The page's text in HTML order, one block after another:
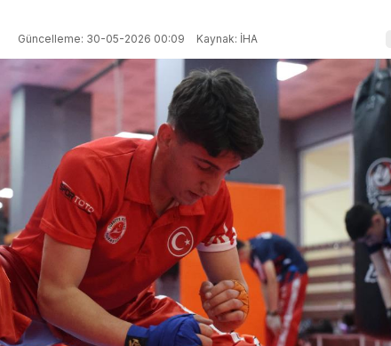
Güncelleme: 30-05-2026 00:09 Kaynak: İHA